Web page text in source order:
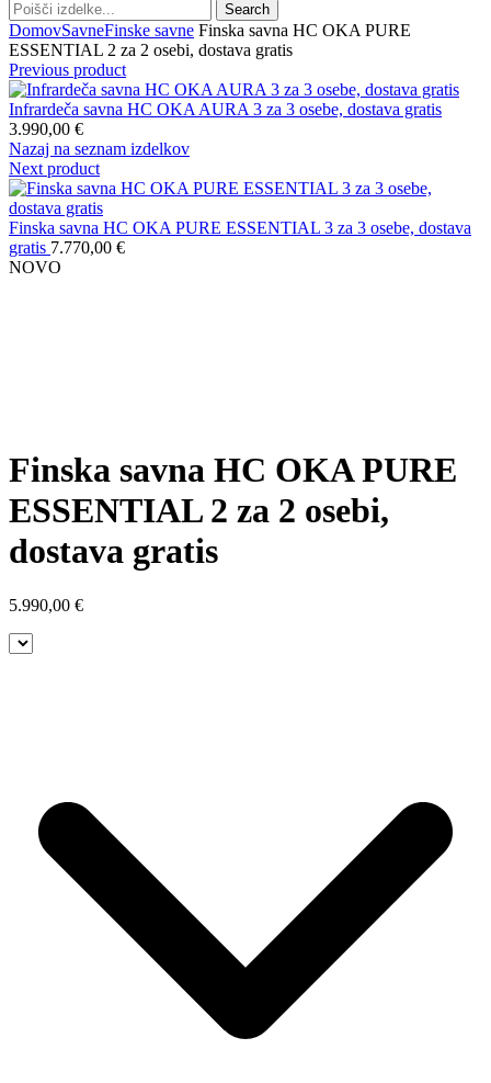
Search
DomovSavneFinske savne Finska savna HC OKA PURE
ESSENTIAL 2 za 2 osebi, dostava gratis
Previous product
Infrardeča savna HC OKA AURA 3 za 3 osebe, dostava gratis
3.990,00 €
Nazaj na seznam izdelkov
Next product
Finska savna HC OKA PURE ESSENTIAL 3 za 3 osebe, dostava
gratis 7.770,00 €
NOVO
Finska savna HC OKA PURE
ESSENTIAL 2 za 2 osebi,
dostava gratis
5.990,00 €